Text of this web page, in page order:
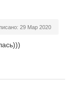
29 Мар 2020